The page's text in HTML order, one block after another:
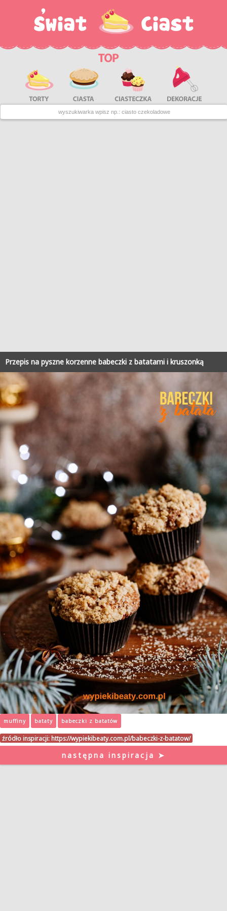
Przepis na pyszne korzenne babeczki z batatami i kruszonką
muffiny bataty babeczki z batatów
źródło inspiracji: https://wypiekibeaty.com.pl/babeczki-z-batatow/
następna inspiracja ➤